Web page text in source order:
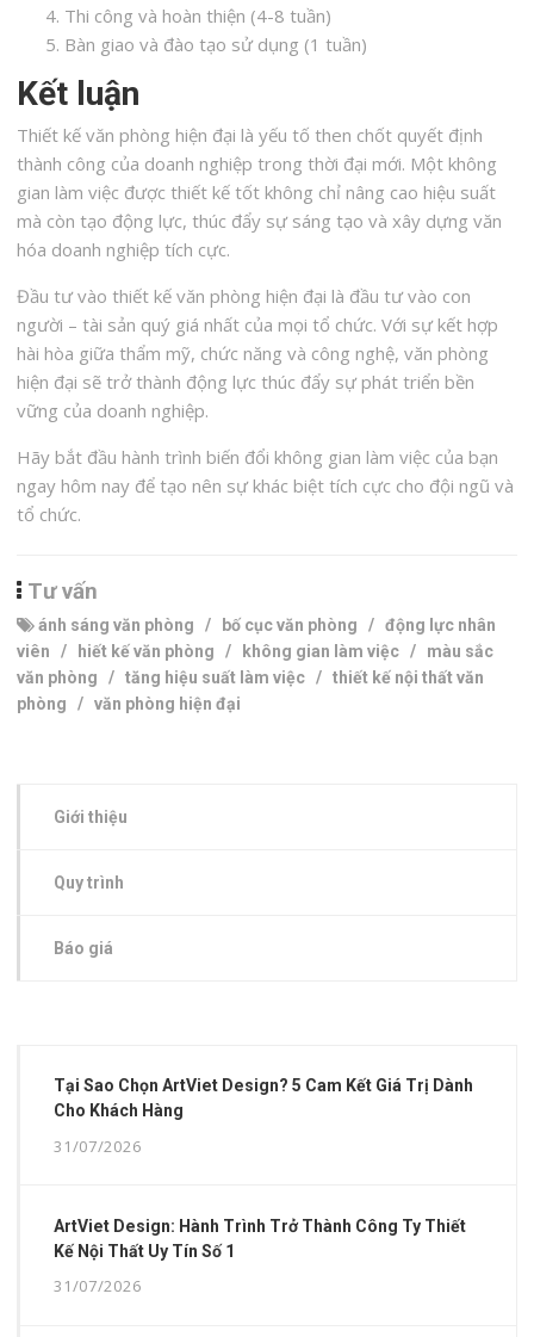
Thi công và hoàn thiện (4-8 tuần)
Bàn giao và đào tạo sử dụng (1 tuần)
Kết luận
Thiết kế văn phòng hiện đại là yếu tố then chốt quyết định
thành công của doanh nghiệp trong thời đại mới. Một không
gian làm việc được thiết kế tốt không chỉ nâng cao hiệu suất
mà còn tạo động lực, thúc đẩy sự sáng tạo và xây dựng văn
hóa doanh nghiệp tích cực.
Đầu tư vào thiết kế văn phòng hiện đại là đầu tư vào con
người – tài sản quý giá nhất của mọi tổ chức. Với sự kết hợp
hài hòa giữa thẩm mỹ, chức năng và công nghệ, văn phòng
hiện đại sẽ trở thành động lực thúc đẩy sự phát triển bền
vững của doanh nghiệp.
Hãy bắt đầu hành trình biến đổi không gian làm việc của bạn
ngay hôm nay để tạo nên sự khác biệt tích cực cho đội ngũ và
tổ chức.
Tư vấn
ánh sáng văn phòng / bố cục văn phòng /động lực nhân
viên / hiết kế văn phòng / không gian làm việc / màu sắc
văn phòng /tăng hiệu suất làm việc /thiết kế nội thất văn
phòng /văn phòng hiện đại
Giới thiệu
Quy trình
Báo giá
Tại Sao Chọn ArtViet Design? 5 Cam Kết Giá Trị Dành
Cho Khách Hàng
31/07/2026
ArtViet Design: Hành Trình Trở Thành Công Ty Thiết
Kế Nội Thất Uy Tín Số 1
31/07/2026